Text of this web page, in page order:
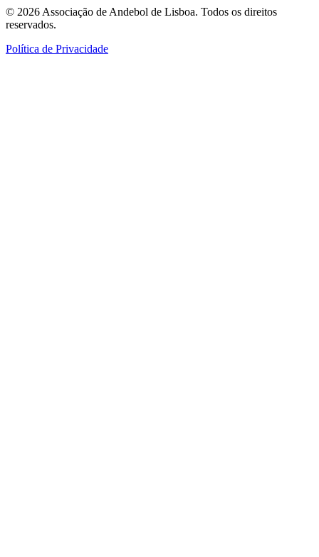
© 2026 Associação de Andebol de Lisboa. Todos os direitos
reservados.
Política de Privacidade